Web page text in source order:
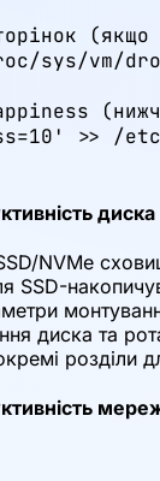
(якщо
sys/vm/
>> /
диска
NVMe
SSD-
диска та
розділи